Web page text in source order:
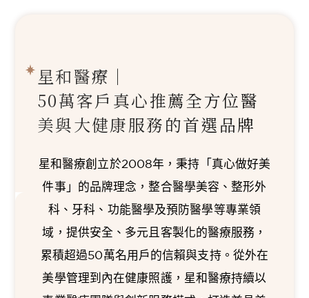
星和醫療｜
50萬客戶真心推薦全方位醫
美與大健康服務的首選品牌
星和醫療創立於2008年，秉持「真心做好美
件事」的品牌理念，整合醫學美容、整形外
科、牙科、功能醫學及預防醫學等專業領
域，提供安全、多元且客製化的醫療服務，
累積超過50萬名用戶的信賴與支持。從外在
美學管理到內在健康照護，星和醫療持續以